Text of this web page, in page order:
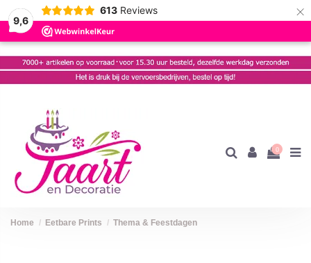
9,6
613 Reviews ×
0
Home Eetbare Prints Thema & Feestdagen